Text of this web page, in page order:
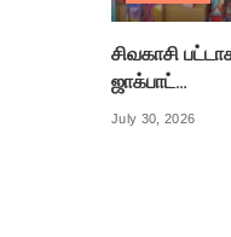
சிவகாசி
ஜாக்பாட்…
July 30, 2026